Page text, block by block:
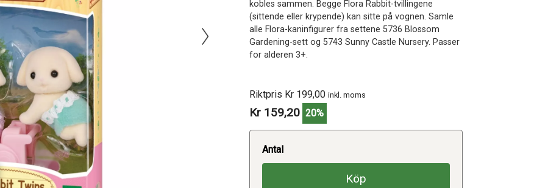
kobles sammen. Begge Flora Rabbit-tvillingene
(sittende eller krypende) kan sitte på vognen. Samle
alle Flora-kaninfigurer fra settene 5736 Blossom
Gardening-sett og 5743 Sunny Castle Nursery. Passer
for alderen 3+.
Riktpris Kr 199,00 inkl. moms
Kr 159,20 20%
Antal
Köp